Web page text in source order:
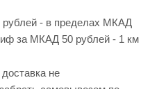
рублей - в пределах МКАД
за МКАД 50 рублей - 1 км
не